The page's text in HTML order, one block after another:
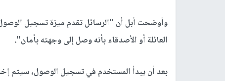
وأوضحت أبل أن "الرسائل تقدم ميزة تسجيل
العائلة أو الأصدقاء بأنه وصل إلى وجهته بأمان".
بعد أن يبدأ المستخدم في تسجيل الوصول، سيتم